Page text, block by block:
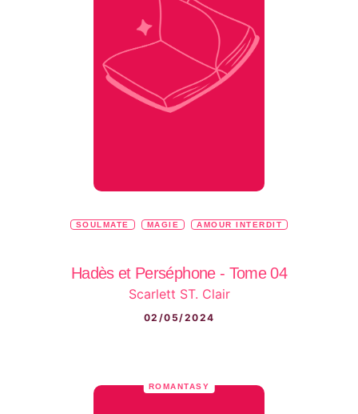
SOULMATE MAGIE AMOUR INTERDIT
Hadès et Perséphone - Tome 04
Scarlett ST. Clair
02/05/2024
ROMANTASY